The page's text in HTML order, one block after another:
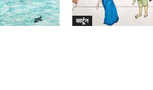
कार्टून